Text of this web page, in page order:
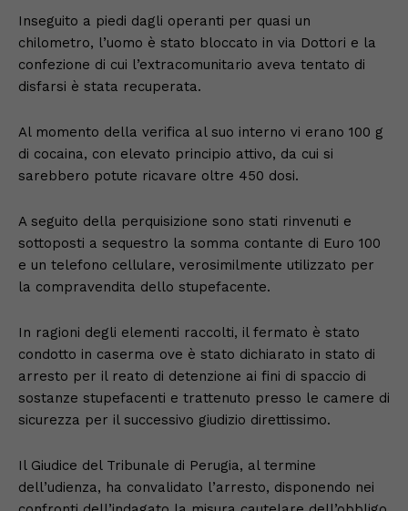
Inseguito a piedi dagli operanti per quasi un
chilometro, l’uomo è stato bloccato in via Dottori e la
confezione di cui l’extracomunitario aveva tentato di
disfarsi è stata recuperata.
Al momento della verifica al suo interno vi erano 100 g
di cocaina, con elevato principio attivo, da cui si
sarebbero potute ricavare oltre 450 dosi.
A seguito della perquisizione sono stati rinvenuti e
sottoposti a sequestro la somma contante di Euro 100
e un telefono cellulare, verosimilmente utilizzato per
la compravendita dello stupefacente.
In ragioni degli elementi raccolti, il fermato è stato
condotto in caserma ove è stato dichiarato in stato di
arresto per il reato di detenzione ai fini di spaccio di
sostanze stupefacenti e trattenuto presso le camere di
sicurezza per il successivo giudizio direttissimo.
Il Giudice del Tribunale di Perugia, al termine
dell’udienza, ha convalidato l’arresto, disponendo nei